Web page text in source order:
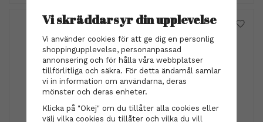
Vi skräddarsyr din upplevelse
Vi använder cookies för att ge dig en personlig
shoppingupplevelse, personanpassad
annonsering och för hålla våra webbplatser
tillförlitliga och säkra. För detta ändamål samlar
vi in information om användarna, deras
mönster och deras enheter.
Klicka på "Okej" om du tillåter alla cookies eller
välj vilka cookies du tillåter och vilka du vill